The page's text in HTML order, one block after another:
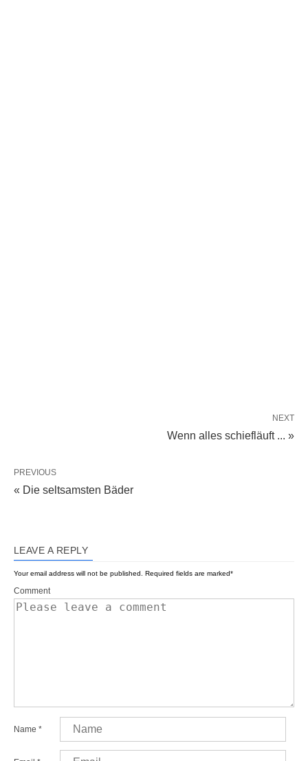
NEXT
Wenn alles schiefläuft ... »
PREVIOUS
« Die seltsamsten Bäder
LEAVE A REPLY
Your email address will not be published. Required fields are marked*
Comment
Name *